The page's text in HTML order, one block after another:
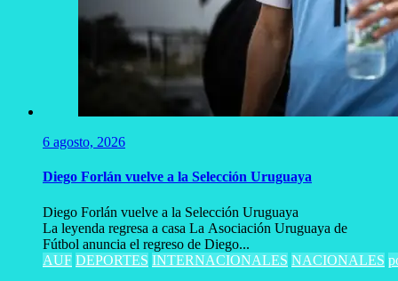
6 agosto, 2026
Diego Forlán vuelve a la Selección Uruguaya
Diego Forlán vuelve a la Selección Uruguaya
La leyenda regresa a casa La Asociación Uruguaya de
Fútbol anuncia el regreso de Diego...
AUF DEPORTES INTERNACIONALES NACIONALES